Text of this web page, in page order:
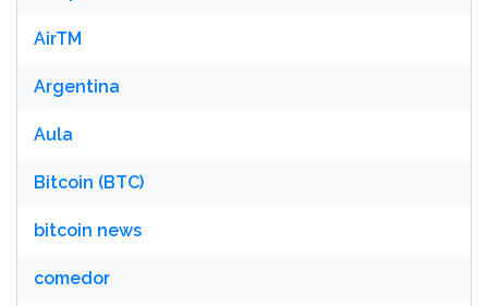
AirTM
Argentina
Aula
Bitcoin (BTC)
bitcoin news
comedor